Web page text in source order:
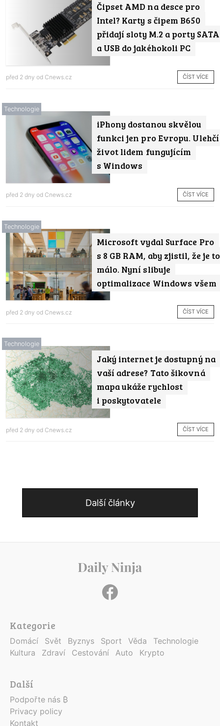
Čipset AMD na desce pro
Intel? Karty s čipem B650
přidají sloty M.2 a porty SATA
a USB do jakéhokoli PC
před 2 dny od Cnews.cz ČÍST VÍCE
iPhony dostanou skvělou
funkci jen pro Evropu. Ulehčí
život lidem fungujícím
s Windows
Technologie
před 2 dny od Cnews.cz ČÍST VÍCE
Microsoft vydal Surface Pro
s 8 GB RAM, aby zjistil, že je to
málo. Nyní slibuje
optimalizace Windows všem
Technologie
před 2 dny od Cnews.cz ČÍST VÍCE
Jaký internet je dostupný na
vaší adrese? Tato šikovná
mapa ukáže rychlost
i poskytovatele
Technologie
před 2 dny od Cnews.cz ČÍST VÍCE
Další články
Kategorie
Domácí Svět Byznys Sport Věda
Technologie
Kultura
Zdraví Cestování Auto Krypto
Další
Podpořte nás ₿
Privacy policy
Kontakt